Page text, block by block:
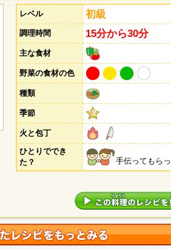
レベル 初級
調理時間 15分から30分
主な食材
野菜の食材の色
種類
季節
火と包丁
ひとりででき
た？
手伝ってもら